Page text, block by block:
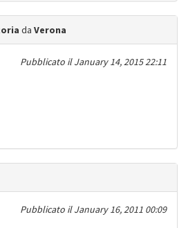
da Verona
Pubblicato ilJanuary 14, 2015 22:11
Pubblicato ilJanuary 16, 2011 00:09